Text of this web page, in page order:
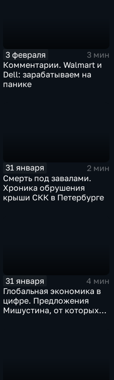
3 февраля
3 мин
Комментарии. Walmart и
Dell: зарабатываем на
панике
31 января
2 мин
Смерть под завалами.
Хроника обрушения
крыши СКК в Петербурге
31 января
4 мин
Глобальная экономика в
цифре. Предложения
Мишустина, от которых